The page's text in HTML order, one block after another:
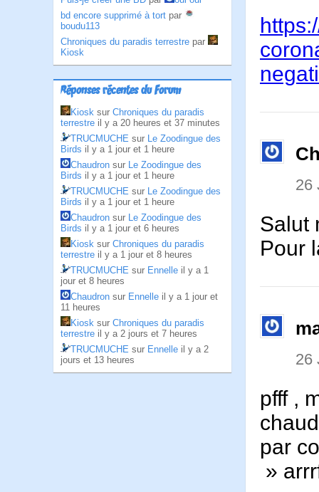
bd encore supprimé à tort par
boudu113
Chroniques du paradis terrestre par
Kiosk
Réponses récentes du Forum
Kiosk sur Chroniques du paradis
terrestre il y a 20 heures et 37 minutes
TRUCMUCHE sur Le Zoodingue des
Birds il y a 1 jour et 1 heure
Chaudron sur Le Zoodingue des
Birds il y a 1 jour et 1 heure
TRUCMUCHE sur Le Zoodingue des
Birds il y a 1 jour et 1 heure
Chaudron sur Le Zoodingue des
Birds il y a 1 jour et 6 heures
Kiosk sur Chroniques du paradis
terrestre il y a 1 jour et 8 heures
TRUCMUCHE sur Ennelle il y a 1
jour et 8 heures
Chaudron sur Ennelle il y a 1 jour et
11 heures
Kiosk sur Chroniques du paradis
terrestre il y a 2 jours et 7 heures
TRUCMUCHE sur Ennelle il y a 2
jours et 13 heures
26
Salut
Pour
26
pfff ,
par
»